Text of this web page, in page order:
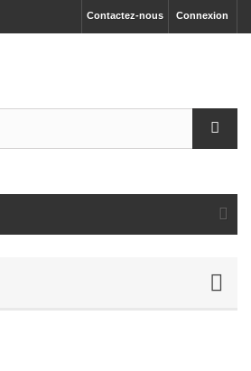
Connexion
Contactez-nous